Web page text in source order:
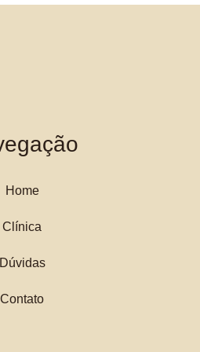
Home
Clínica
Dúvidas
Contato